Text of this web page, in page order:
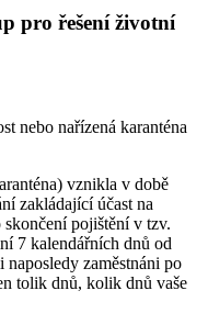
pro řešení životní
nebo nařízená karanténa
vznikla v době
zakládající účast na
pojištění v tzv.
7 kalendářních dnů od
zaměstnáni po
tolik dnů, kolik dnů vaše